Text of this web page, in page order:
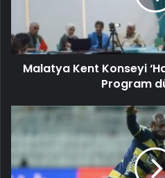
Malatya Kent Konseyi
Program